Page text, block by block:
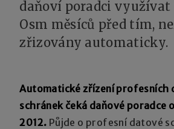
daňoví poradci využívat
Osm měsíců před tím,
zřizovány automaticky.
Automatické zřízení profesních
schránek čeká daňové poradce
2012. Půjde o profesní datové